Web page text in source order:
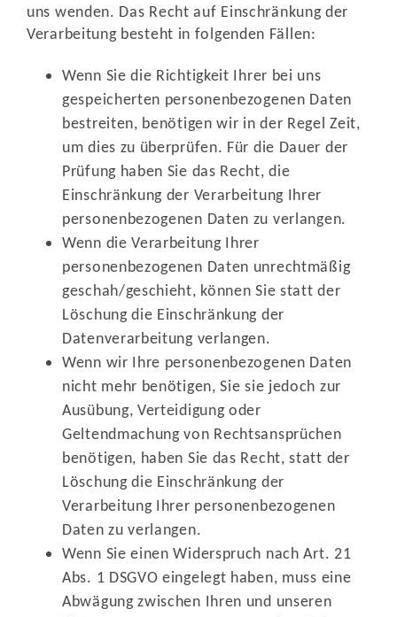
uns wenden. Das Recht auf Einschränkung der
Verarbeitung besteht in folgenden Fällen:
Wenn Sie die Richtigkeit Ihrer bei uns
gespeicherten personenbezogenen Daten
bestreiten, benötigen wir in der Regel Zeit,
um dies zu überprüfen. Für die Dauer der
Prüfung haben Sie das Recht, die
Einschränkung der Verarbeitung Ihrer
personenbezogenen Daten zu verlangen.
Wenn die Verarbeitung Ihrer
personenbezogenen Daten unrechtmäßig
geschah/geschieht, können Sie statt der
Löschung die Einschränkung der
Datenverarbeitung verlangen.
Wenn wir Ihre personenbezogenen Daten
nicht mehr benötigen, Sie sie jedoch zur
Ausübung, Verteidigung oder
Geltendmachung von Rechtsansprüchen
benötigen, haben Sie das Recht, statt der
Löschung die Einschränkung der
Verarbeitung Ihrer personenbezogenen
Daten zu verlangen.
Wenn Sie einen Widerspruch nach Art. 21
Abs. 1 DSGVO eingelegt haben, muss eine
Abwägung zwischen Ihren und unseren